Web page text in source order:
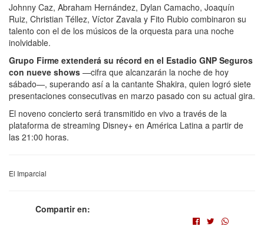
Johnny Caz, Abraham Hernández, Dylan Camacho, Joaquín
Ruiz, Christian Téllez, Víctor Zavala y Fito Rubio combinaron su
talento con el de los músicos de la orquesta para una noche
inolvidable.
Grupo Firme extenderá su récord en el Estadio GNP Seguros
con nueve shows —cifra que alcanzarán la noche de hoy
sábado—, superando así a la cantante Shakira, quien logró siete
presentaciones consecutivas en marzo pasado con su actual gira.
El noveno concierto será transmitido en vivo a través de la
plataforma de streaming Disney+ en América Latina a partir de
las 21:00 horas.
El Imparcial
Compartir en: